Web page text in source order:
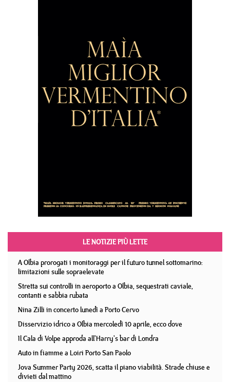
LE NOTIZIE PIÙ LETTE
A Olbia prorogati i monitoraggi per il futuro tunnel sottomarino:
limitazioni sulle sopraelevate
Stretta sui controlli in aeroporto a Olbia, sequestrati caviale,
contanti e sabbia rubata
Nina Zilli in concerto lunedì a Porto Cervo
Disservizio idrico a Olbia mercoledì 10 aprile, ecco dove
Il Cala di Volpe approda all'Harry's bar di Londra
Auto in fiamme a Loiri Porto San Paolo
Jova Summer Party 2026, scatta il piano viabilità. Strade chiuse e
divieti dal mattino